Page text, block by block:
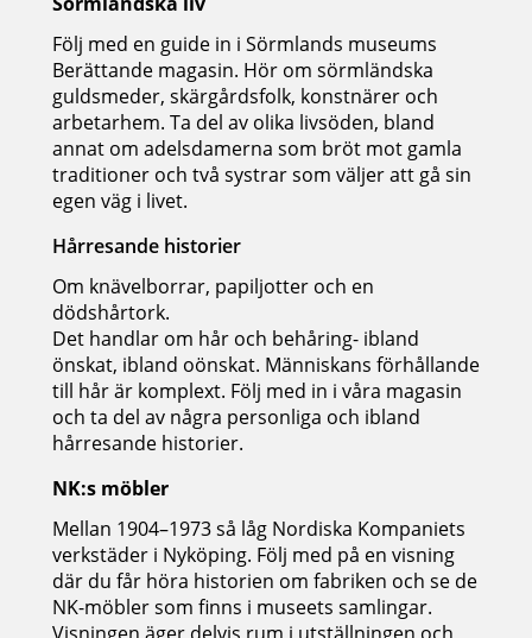
Följ med en guide in i Sörmlands museums
Berättande magasin. Hör om sörmländska
guldsmeder, skärgårdsfolk, konstnärer och
arbetarhem. Ta del av olika livsöden, bland
annat om adelsdamerna som bröt mot gamla
traditioner och två systrar som väljer att gå sin
egen väg i livet.
Hårresande historier
Om knävelborrar, papiljotter och en
dödshårtork.
Det handlar om hår och behåring- ibland
önskat, ibland oönskat. Människans förhållande
till hår är komplext. Följ med in i våra magasin
och ta del av några personliga och ibland
hårresande historier.
NK:s möbler
Mellan 1904–1973 så låg Nordiska Kompaniets
verkstäder i Nyköping. Följ med på en visning
där du får höra historien om fabriken och se de
NK-möbler som finns i museets samlingar.